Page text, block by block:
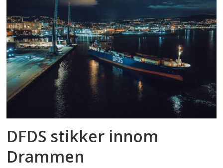
DFDS stikker innom
Drammen